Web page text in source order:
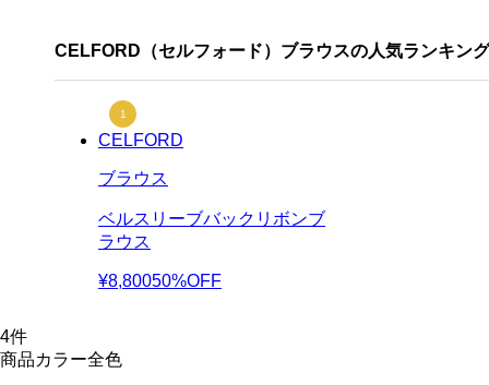
CELFORD（セルフォード）ブラウスの人気ランキング
CELFORD
ブラウス
ベルスリーブバックリボンブ
ラウス
¥8,80050%OFF
4件
商品カラー全色